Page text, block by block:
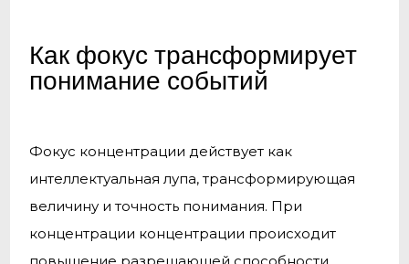
Как фокус трансформирует
понимание событий
Фокус концентрации действует как
интеллектуальная лупа, трансформирующая
величину и точность понимания. При
концентрации концентрации происходит